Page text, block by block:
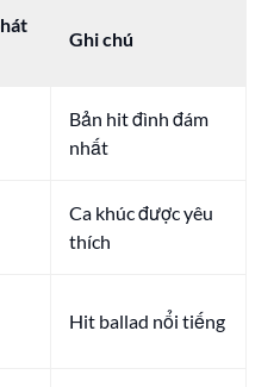
Ghi chú
Bản hit đình đám
nhất
Ca khúc được yêu
thích
Hit ballad nổi tiếng